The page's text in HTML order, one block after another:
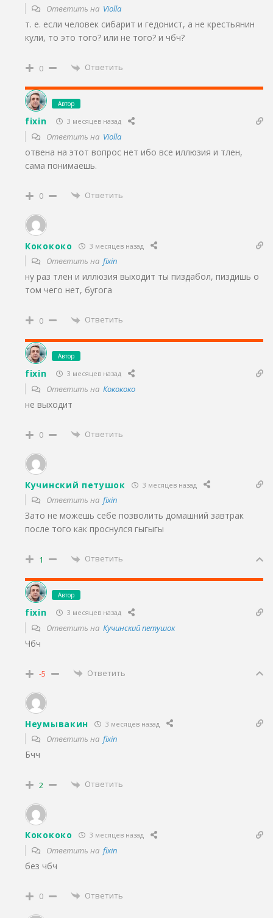
Ответить на Violla
т. е. если человек сибарит и гедонист, а не крестьянин
кули, то это того? или не того? и чбч?
0 Ответить
Автор
fixin 3 месяцев назад
Ответить на Violla
отвена на этот вопрос нет ибо все иллюзия и тлен,
сама понимаешь.
0 Ответить
Кокококо 3 месяцев назад
Ответить на fixin
ну раз тлен и иллюзия выходит ты пиздабол, пиздишь о
том чего нет, бугога
0 Ответить
Автор
fixin 3 месяцев назад
Ответить на Кокококо
не выходит
0 Ответить
Кучинский петушок 3 месяцев назад
Ответить на fixin
Зато не можешь себе позволить домашний завтрак
после того как проснулся гыгыгы
1 Ответить
Автор
fixin 3 месяцев назад
Ответить на Кучинский петушок
Чбч
-5 Ответить
Неумывакин 3 месяцев назад
Ответить на fixin
Бчч
2 Ответить
Кокококо 3 месяцев назад
Ответить на fixin
без чбч
0 Ответить